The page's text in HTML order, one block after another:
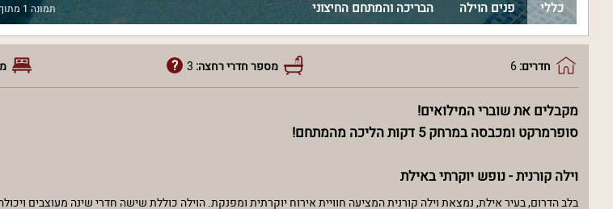
תמונה 1 מתוך כללי פנים הוילה הבריכה והמתחם החיצוני
חדרים: מספר חדרי רחצה: 3
מקבלים את שוברי המילואים!
סופרמרקט ומכבסה במרחק 5 דקות הליכה מהמתחם!
וילה קורנית - נופש יוקרתי באילת